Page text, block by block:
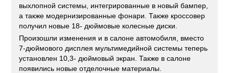
выхлопной системы, интегрированные в новый бампер,
а также модернизированные фонари. Также кроссовер
получил новые 18- дюймовые колесные диски.
Произошли изменения и в салоне автомобиля, вместо
7-дюймового дисплея мультимедийной системы теперь
установлен 10,3- дюймовый экран. Также в салоне
появились новые отделочные материалы.